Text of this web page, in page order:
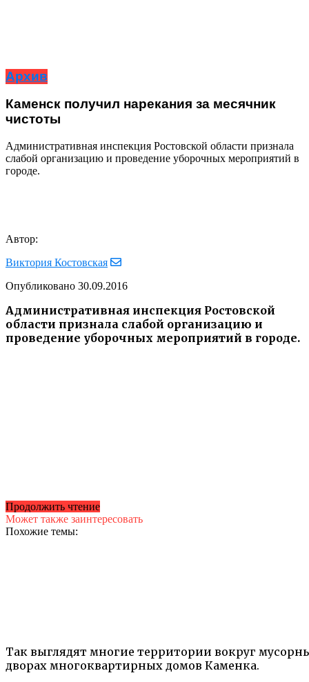
Архив
Каменск получил нарекания за месячник
чистоты
Административная инспекция Ростовской области признала
слабой организацию и проведение уборочных мероприятий в
городе.
Автор:
Виктория Костовская
Опубликовано 30.09.2016
Административная инспекция Ростовской
области признала слабой организацию и
проведение уборочных мероприятий в городе.
Так выглядят многие территории вокруг
дворах многоквартирных домов Каменка.
Продолжить чтение
Может также заинтересовать
Похожие темы: